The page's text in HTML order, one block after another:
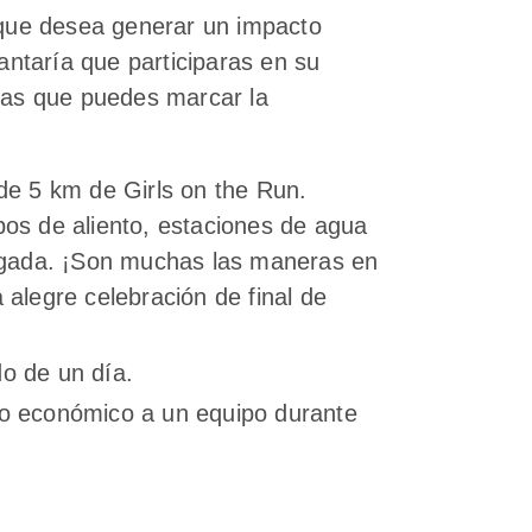
desea generar un impacto
que participaras en su
que puedes marcar la
5 km de Girls on the Run.
de aliento, estaciones de agua
¡Son muchas las maneras en
celebración de final de
de un día.
económico a un equipo durante